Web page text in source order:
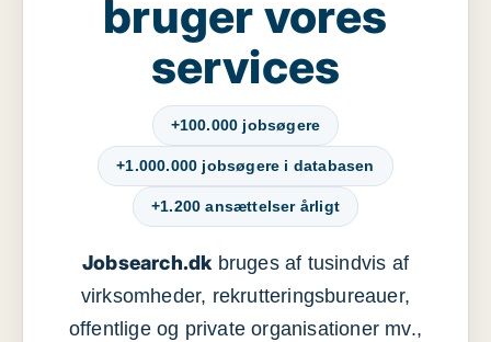
bruger vores
services
+100.000 jobsøgere
+1.000.000 jobsøgere i databasen
+1.200 ansættelser årligt
Jobsearch.dkbruges af tusindvis af
virksomheder, rekrutteringsbureauer,
offentlige og private organisationer mv.,